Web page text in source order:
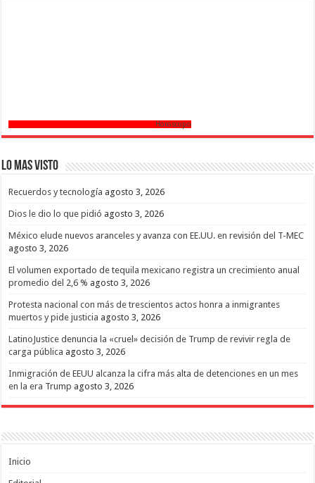
Horoscopo
Lo mas Visto
Recuerdos y tecnología agosto 3, 2026
Dios le dio lo que pidió agosto 3, 2026
México elude nuevos aranceles y avanza con EE.UU. en revisión del T-MEC
agosto 3, 2026
El volumen exportado de tequila mexicano registra un crecimiento anual
promedio del 2,6 % agosto 3, 2026
Protesta nacional con más de trescientos actos honra a inmigrantes
muertos y pide justicia agosto 3, 2026
LatinoJustice denuncia la «cruel» decisión de Trump de revivir regla de
carga pública agosto 3, 2026
Inmigración de EEUU alcanza la cifra más alta de detenciones en un mes
en la era Trump agosto 3, 2026
Inicio